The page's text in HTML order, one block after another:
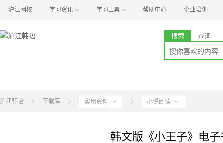
沪江网校 学习资讯 学习工具 帮助中心 企业培训
搜索 查词
沪江韩语 下载库 实用资料 小说阅读
韩文版《小王子》电子